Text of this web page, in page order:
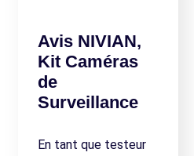
Avis NIVIAN,
Kit Caméras
de
Surveillance
En tant que testeur